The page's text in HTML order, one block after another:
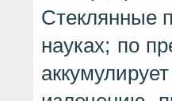
Стеклянные
науках; по